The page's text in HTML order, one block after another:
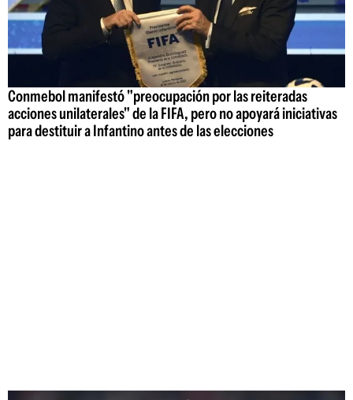
Conmebol manifestó "preocupación por las reiteradas
acciones unilaterales" de la FIFA, pero no apoyará iniciativas
para destituir a Infantino antes de las elecciones